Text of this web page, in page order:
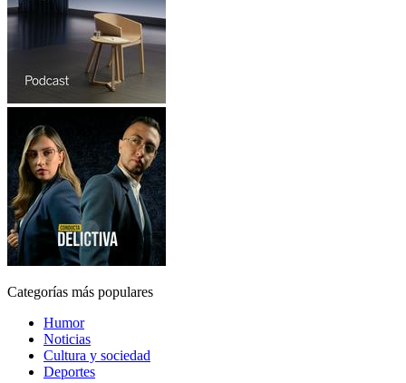
Categorías más populares
Humor
Noticias
Cultura y sociedad
Deportes